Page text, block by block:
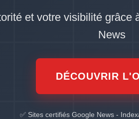
et votre visibilité grâce
News
DÉCOUVRIR
✅ Sites certifiés Google News -